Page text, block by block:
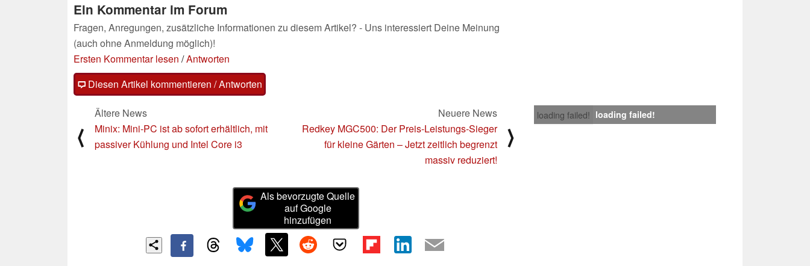
Ein Kommentar im Forum
Fragen, Anregungen, zusätzliche Informationen zu diesem Artikel? - Uns interessiert Deine Meinung
(auch ohne Anmeldung möglich)!
Ersten Kommentar lesen /Antworten
Diesen Artikel kommentieren / Antworten
loading failed! loading failed!
⟨
Ältere News
Minix: Mini-PC ist ab sofort erhältlich, mit
passiver Kühlung und Intel Core i3
Neuere News
Redkey MGC500: Der Preis-Leistungs-Sieger
für kleine Gärten – Jetzt zeitlich begrenzt
massiv reduziert!
⟩
Als bevorzugte Quelle
auf Google
hinzufügen